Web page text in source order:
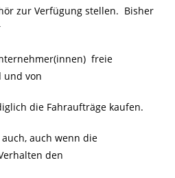
zur Verfügung stellen. Bisher
freie
und von
die Fahraufträge kaufen.
auch wenn die
den